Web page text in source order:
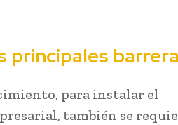
principales
para instalar el
también se